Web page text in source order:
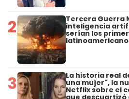
2 Tercera Guerra
inteligencia
serían los
3 La historia real
una mujer", la
Netflix sobre el